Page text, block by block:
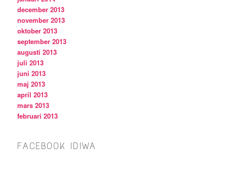
december 2013
november 2013
oktober 2013
september 2013
augusti 2013
juli 2013
juni 2013
maj 2013
april 2013
mars 2013
februari 2013
FACEBOOK IDIWA